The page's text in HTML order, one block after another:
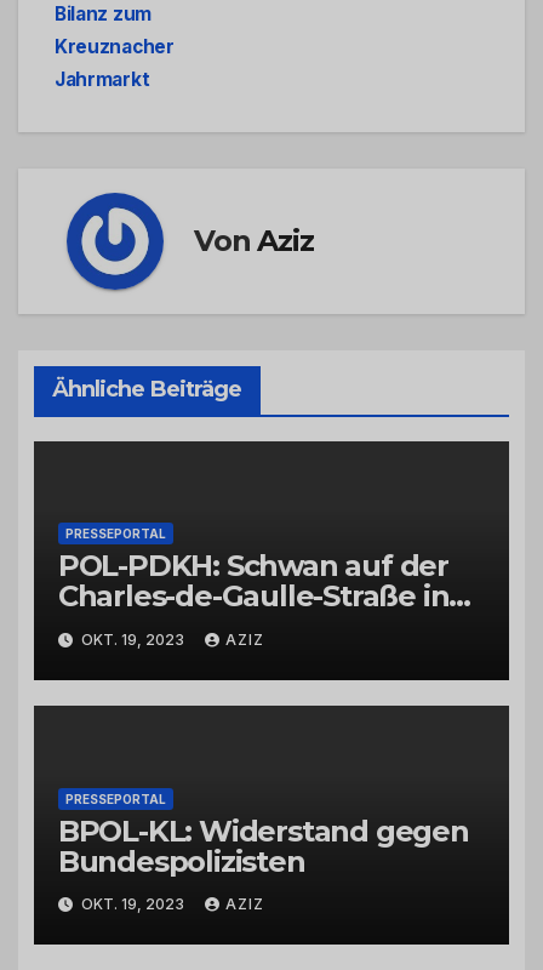
Bilanz zum
Kreuznacher
Jahrmarkt
VonAziz
Ähnliche Beiträge
PRESSEPORTAL
POL-PDKH: Schwan auf der
Charles-de-Gaulle-Straße in
Bad Kreuznach beeinflusst
Feierabendverkehr
OKT. 19, 2023 AZIZ
PRESSEPORTAL
BPOL-KL: Widerstand gegen
Bundespolizisten
OKT. 19, 2023 AZIZ